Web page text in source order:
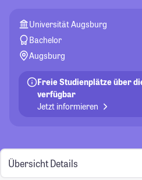
Universität Augsburg
Bachelor
Augsburg
Freie Studienplätze über
verfügbar
Jetzt informieren
Übersicht Details